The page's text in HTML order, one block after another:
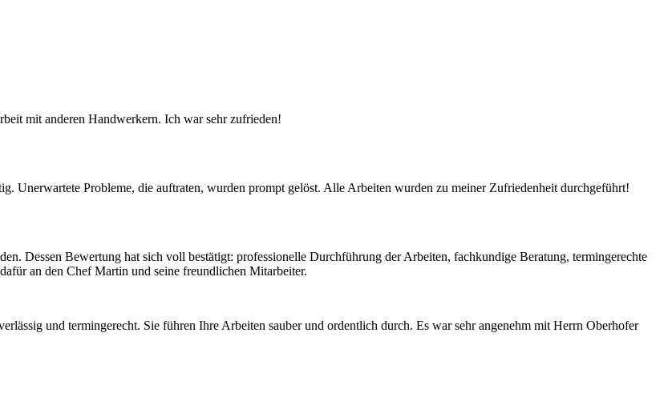
mit anderen Handwerkern. Ich war sehr zufrieden!
Unerwartete Probleme, die auftraten, wurden prompt gelöst. Alle Arbeiten wurden zu meiner Zufriedenheit durchgeführt!
Dessen Bewertung hat sich voll bestätigt: professionelle Durchführung der Arbeiten, fachkundige Beratung, termingerechte
an den Chef Martin und seine freundlichen Mitarbeiter.
und termingerecht. Sie führen Ihre Arbeiten sauber und ordentlich durch. Es war sehr angenehm mit Herrn Oberhofer